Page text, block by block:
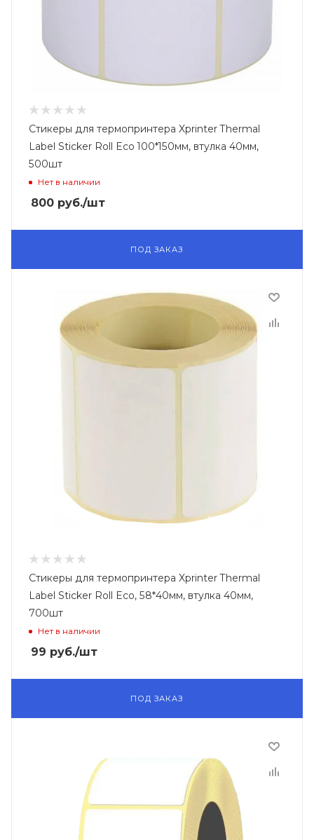
Стикеры для термопринтера Xprinter Thermal
Label Sticker Roll Eco 100*150мм, втулка 40мм,
500шт
Нет в наличии
800 руб./шт
ПОД ЗАКАЗ
Стикеры для термопринтера Xprinter Thermal
Label Sticker Roll Eco, 58*40мм, втулка 40мм,
700шт
Нет в наличии
99 руб./шт
ПОД ЗАКАЗ